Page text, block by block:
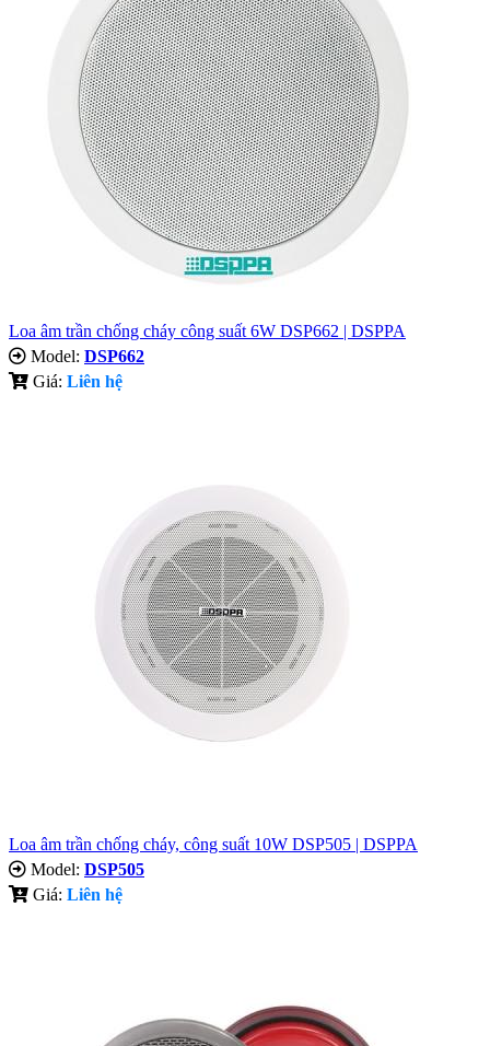
Loa âm trần chống cháy công suất 6W DSP662 | DSPPA
Model: DSP662
Giá: Liên hệ
Loa âm trần chống cháy, công suất 10W DSP505 | DSPPA
Model: DSP505
Giá: Liên hệ